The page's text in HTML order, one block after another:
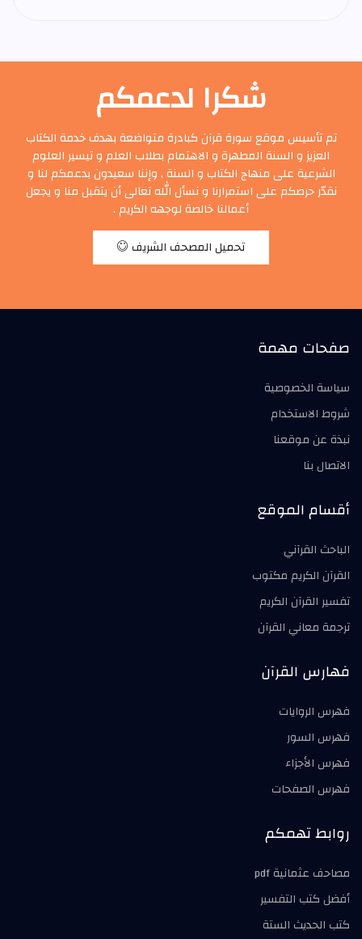
شكرا لدعمكم
تم تأسيس موقع سورة قرآن كبادرة متواضعة بهدف خدمة الكتاب
العزيز و السنة المطهرة و الاهتمام بطلاب العلم و تيسير العلوم
الشرعية على منهاج الكتاب و السنة , وإننا سعيدون بدعمكم لنا و
نقدّر حرصكم على استمرارنا و نسأل الله تعالى أن يتقبل منا و يجعل
أعمالنا خالصة لوجهه الكريم .
تحميل المصحف الشريف
صفحات مهمة
سياسة الخصوصية
شروط الاستخدام
نبذة عن موقعنا
الاتصال بنا
أقسام الموقع
الباحث القرآني
القرآن الكريم مكتوب
تفسير القرآن الكريم
ترجمة معاني القرآن
فهارس القرآن
فهرس الروايات
فهرس السور
فهرس الأجزاء
فهرس الصفحات
روابط تهمكم
مصاحف عثمانية pdf
أفضل كتب التفسير
كتب الحديث الستة